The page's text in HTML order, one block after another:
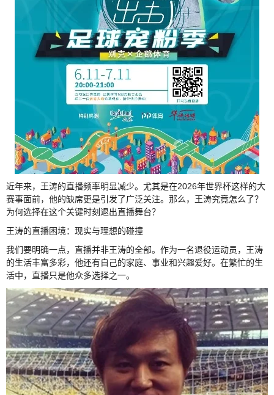
近年来，王涛的直播频率明显减少。尤其是在2026年世界杯这样的大
赛事面前，他的缺席更是引发了广泛关注。那么，王涛究竟怎么了？
为何选择在这个关键时刻退出直播舞台？
王涛的直播困境：现实与理想的碰撞
我们要明确一点，直播并非王涛的全部。作为一名退役运动员，王涛
的生活丰富多彩，他还有自己的家庭、事业和兴趣爱好。在繁忙的生
活中，直播只是他众多选择之一。